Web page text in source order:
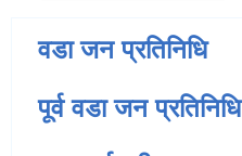
वडा जन प्रतिनिधि
पूर्व वडा जन प्रतिनिधि